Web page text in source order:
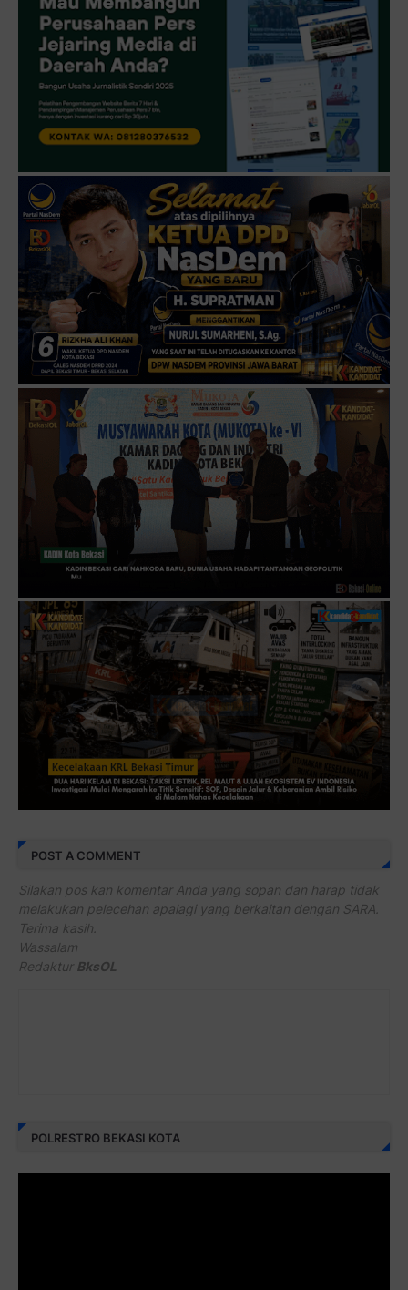
POST A COMMENT
Silakan pos kan komentar Anda yang sopan dan harap tidak
melakukan pelecehan apalagi yang berkaitan dengan SARA.
Terima kasih.
Wassalam
Redaktur BksOL
POLRESTRO BEKASI KOTA